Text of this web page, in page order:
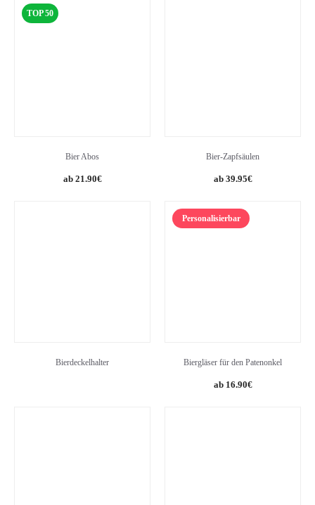
TOP 50
Bier Abos
21.90€
Bier-Zapfsäulen
39.95€
Bierdeckelhalter
Personalisierbar
Biergläser für den Patenonkel
16.90€